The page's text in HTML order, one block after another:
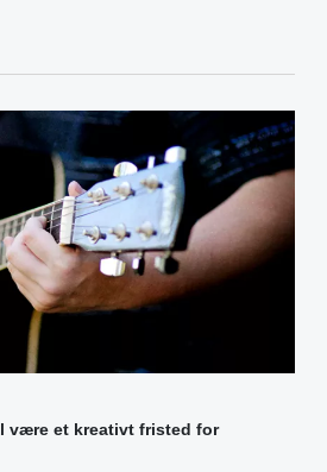
være et kreativt fristed for